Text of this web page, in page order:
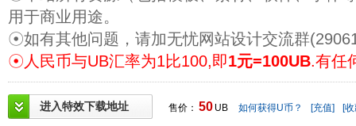
用于商业用途。
☉如有其他问题，请加无忧网站设计交流群
☉人民币与UB汇率为1比100,即1元=100UB.有任
进入特效下载地址 售价： 50 UB 如何获得U币？ [充值] [